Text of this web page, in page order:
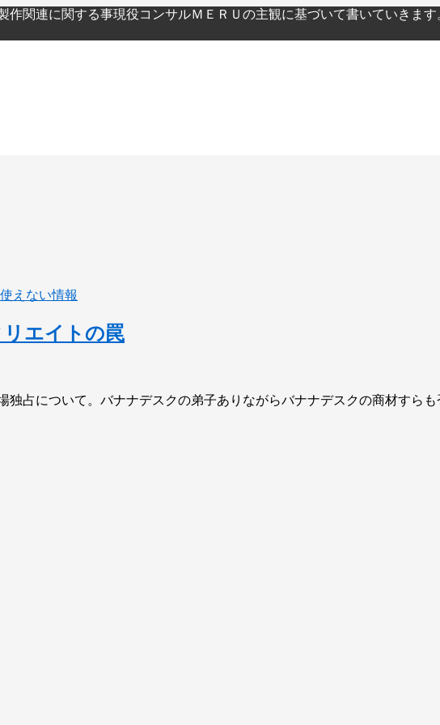
作関連に関する事現役コンサルＭＥＲＵの主観に基づいて書いていきま
使えない情報
エイトの罠
独占について。バナナデスクの弟子ありながらバナナデスクの商材すらも